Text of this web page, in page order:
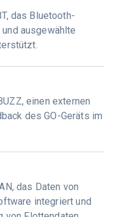
das Bluetooth-
ausgewählte
einen externen
des GO-Geräts im
das Daten von
integriert und